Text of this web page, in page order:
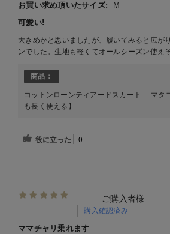
お買い求め頂いたサイズ:
M
可愛い!
大きめかと思いましたが、履いてみると広が
ンでした。生地も軽くてオールシーズン使え
商品：
コットンローンティアードスカート マタ
も長く使える】
役に立った 0
ご購入者様
購入確認済み
ママチャリ乗れます